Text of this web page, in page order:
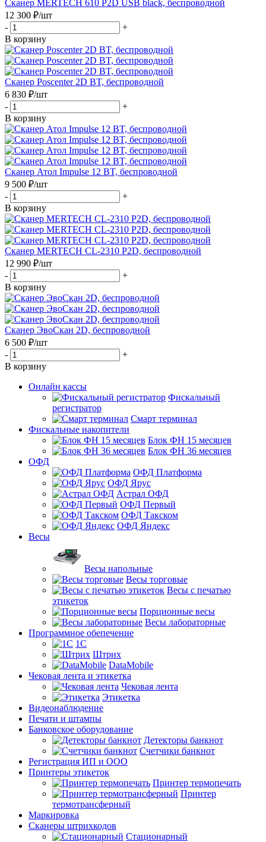
Сканер MERTECH 610 P2D USB black, беспроводной
12 300 ₽/шт
-
+
В корзину
Сканер Poscenter 2D BT, беспроводной
6 830 ₽/шт
-
+
В корзину
Сканер Атол Impulse 12 BT, беспроводной
9 500 ₽/шт
-
+
В корзину
Сканер MERTECH CL-2310 P2D, беспроводной
12 990 ₽/шт
-
+
В корзину
Сканер ЭвоСкан 2D, беспроводной
6 500 ₽/шт
-
+
В корзину
Онлайн кассы
Фискальный
регистратор
Смарт терминал
Фискальные накопители
Блок ФН 15 месяцев
Блок ФН 36 месяцев
ОФД
ОФД Платформа
ОФД Ярус
Астрал ОФД
ОФД Первый
ОФД Такском
ОФД Яндекс
Весы
Весы напольные
Весы торговые
Весы с печатью
этикеток
Порционные весы
Весы лабораторные
Программное обепечение
1С
Штрих
DataMobile
Чековая лента и этикетка
Чековая лента
Этикетка
Видеонаблюдение
Печати и штампы
Банковское оборудование
Детекторы банкнот
Счетчики банкнот
Регистрация ИП и ООО
Принтеры этикеток
Принтер термопечать
Принтер
термотрансферный
Маркировка
Сканеры штрихкодов
Стационарный